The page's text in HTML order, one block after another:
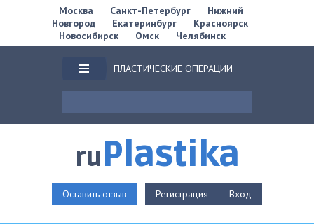
Москва Санкт-Петербург
Нижний
Новгород
Екатеринбург
Красноярск
Новосибирск
Омск Челябинск
ПЛАСТИЧЕСКИЕ ОПЕРАЦИИ
ruPlastika
Оставить отзыв Регистрация Вход